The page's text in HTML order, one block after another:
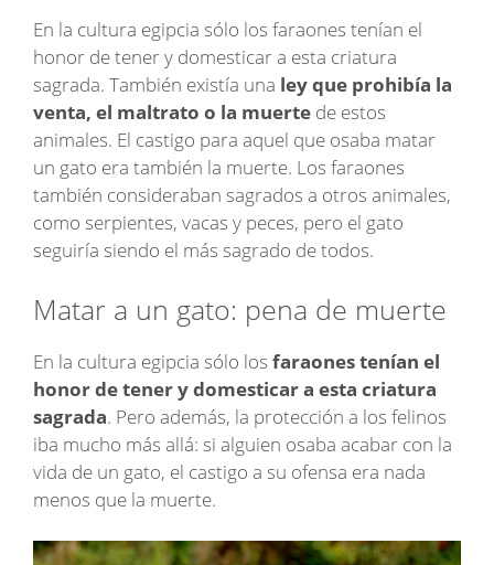
En la cultura egipcia sólo los faraones tenían el
honor de tener y domesticar a esta criatura
sagrada. También existía una ley que prohibía la
venta, el maltrato o la muerte de estos
animales. El castigo para aquel que osaba matar
un gato era también la muerte. Los faraones
también consideraban sagrados a otros animales,
como serpientes, vacas y peces, pero el gato
seguiría siendo el más sagrado de todos.
Matar a un gato: pena de muerte
En la cultura egipcia sólo los faraones tenían el
honor de tener y domesticar a esta criatura
sagrada. Pero además, la protección a los felinos
iba mucho más allá: si alguien osaba acabar con la
vida de un gato, el castigo a su ofensa era nada
menos que la muerte.